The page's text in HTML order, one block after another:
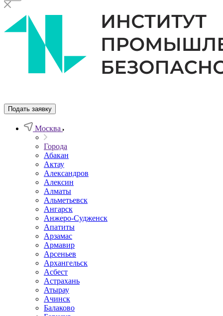
Подать заявку
Москва
Города
Абакан
Актау
Александров
Алексин
Алматы
Альметьевск
Ангарск
Анжеро-Судженск
Апатиты
Арзамас
Армавир
Арсеньев
Архангельск
Асбест
Астрахань
Атырау
Ачинск
Балаково